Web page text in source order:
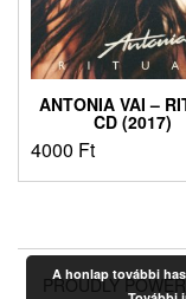
ANTONIA VAI –
CD (2017)
4000 Ft
PROUDLY
A honlap további